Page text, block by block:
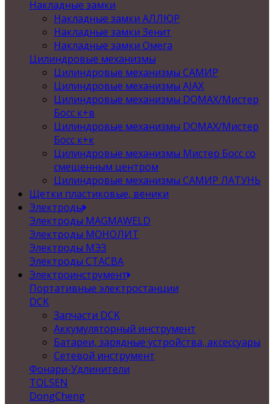
Накладные замки
Накладные замки АЛЛЮР
Накладные замки Зенит
Накладные замки Омега
Цилиндровые механизмы
Цилиндровые механизмы САМИР
Цилиндровые механизмы AJAX
Цилиндровые механизмы DOMAX/Мистер
Босс к+в
Цилиндровые механизмы DOMAX/Мистер
Босс к+к
Цилиндровые механизмы Мистер Босс со
смещенным центром
Цилиндровые механизмы САМИР ЛАТУНЬ
Щетки пластиковые, веники
Электроды
Электроды MAGMAWELD
Электроды МОНОЛИТ
Электроды МЭЗ
Электроды СТАСВА
Электроинструмент
Портативные электростанции
DCK
Запчасти DCK
Аккумуляторный инструмент
Батареи, зарядные устройства, аксессуары
Сетевой инструмент
Фонари-Удлинители
TOLSEN
DongCheng